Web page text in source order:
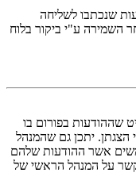
שנכתבו לשליחה
השמירה ע"י ביקור בלוח
שההודעות בפורום בו
הצגתן. יתכן גם שהמנהל
אשר ההודעות שלהם
על המנהל הראשי של